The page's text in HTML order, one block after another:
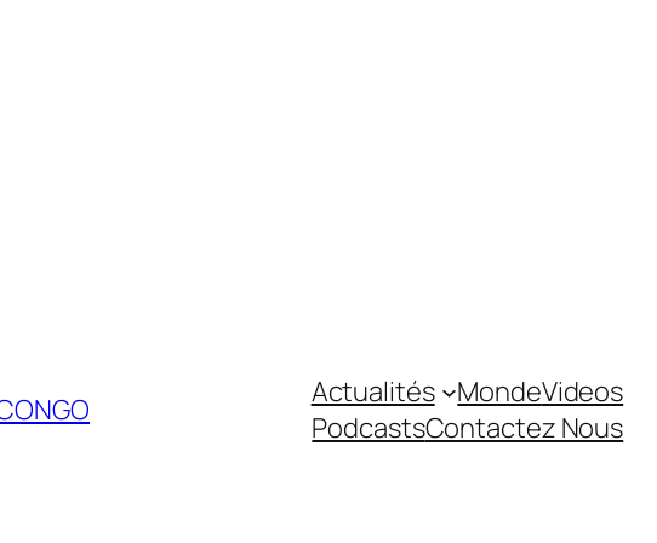
Actualités MondeVideos
PodcastsContactez Nous